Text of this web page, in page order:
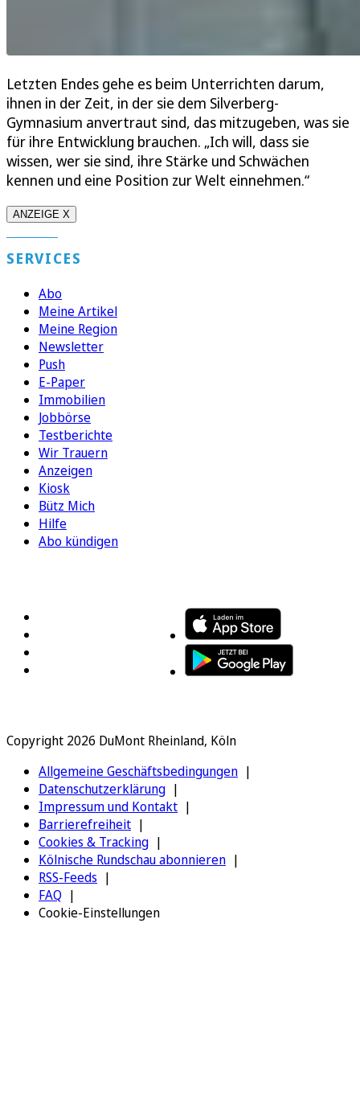
Letzten Endes gehe es beim Unterrichten darum,
ihnen in der Zeit, in der sie dem Silverberg-
Gymnasium anvertraut sind, das mitzugeben, was sie
für ihre Entwicklung brauchen. „Ich will, dass sie
wissen, wer sie sind, ihre Stärke und Schwächen
kennen und eine Position zur Welt einnehmen.“
ANZEIGE X
SERVICES
Abo
Meine Artikel
Meine Region
Newsletter
Push
E-Paper
Immobilien
Jobbörse
Testberichte
Wir Trauern
Anzeigen
Kiosk
Bütz Mich
Hilfe
Abo kündigen
Copyright 2026 DuMont Rheinland, Köln
Allgemeine Geschäftsbedingungen
Datenschutzerklärung
Impressum und Kontakt
Barrierefreiheit
Cookies & Tracking
Kölnische Rundschau abonnieren
RSS-Feeds
FAQ
Cookie-Einstellungen